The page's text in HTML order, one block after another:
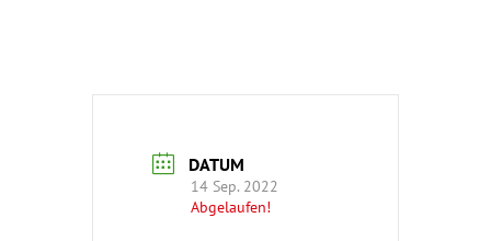
DATUM
14 Sep. 2022
Abgelaufen!